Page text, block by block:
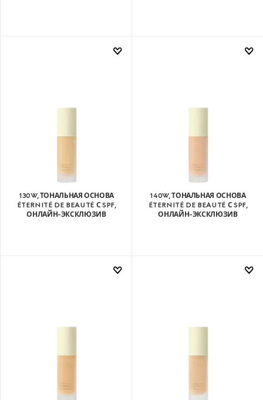
130W, ТОНАЛЬНАЯ ОСНОВА
ÉTERNITÉ DE BEAUTÉ С SPF,
ОНЛАЙН-ЭКСКЛЮЗИВ
140W, ТОНАЛЬНАЯ ОСНОВА
ÉTERNITÉ DE BEAUTÉ С SPF,
ОНЛАЙН-ЭКСКЛЮЗИВ